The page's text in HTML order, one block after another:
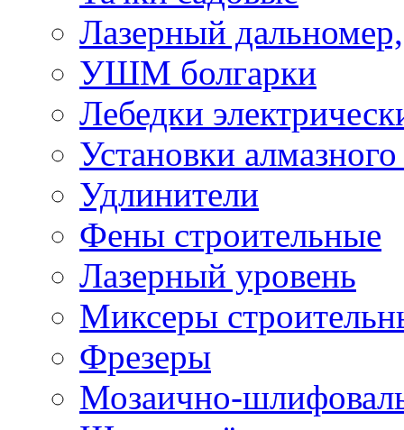
Лазерный дальномер,
УШМ болгарки
Лебедки
Установки
Удлинители
Фены строительные
Лазерный уровень
Миксеры
Фрезеры
Мозаично-